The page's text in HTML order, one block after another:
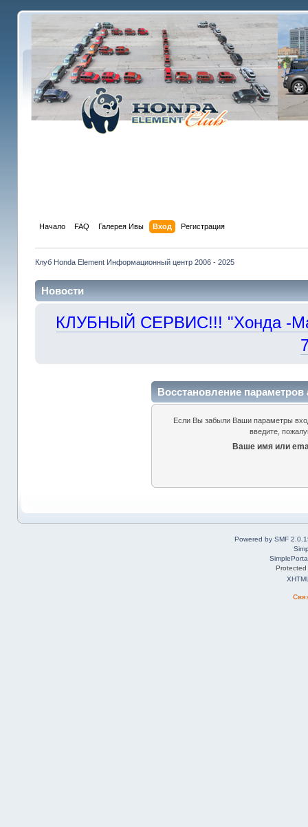
Начало FAQ Галерея Ивы Вход Регистрация
Клуб Honda Element Информационный центр 2006 - 2025
Новости
КЛУБНЫЙ СЕРВИС!!! "Хонда -
Восстановление параметров
Если Вы забыли Ваши параметры
введите,
Ваше имя или
Powered by SMF